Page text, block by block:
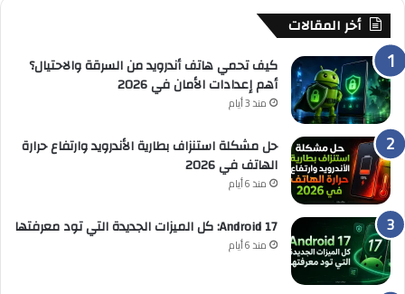
أخر المقالات
كيف تحمي هاتف أندرويد من السرقة والاحتيال؟
أهم إعدادات الأمان في 2026
منذ 3 أيام
حل مشكلة استنزاف بطارية الأندرويد وارتفاع حرارة
الهاتف في 2026
منذ 6 أيام
Android 17: كل الميزات الجديدة التي تود معرفتها
منذ 6 أيام